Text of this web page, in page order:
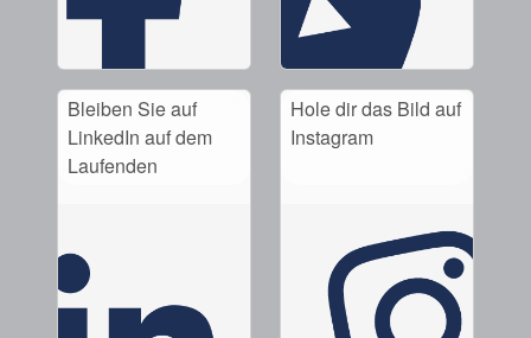
Bleiben Sie auf
LinkedIn auf dem
Laufenden
Hole dir das Bild auf
Instagram